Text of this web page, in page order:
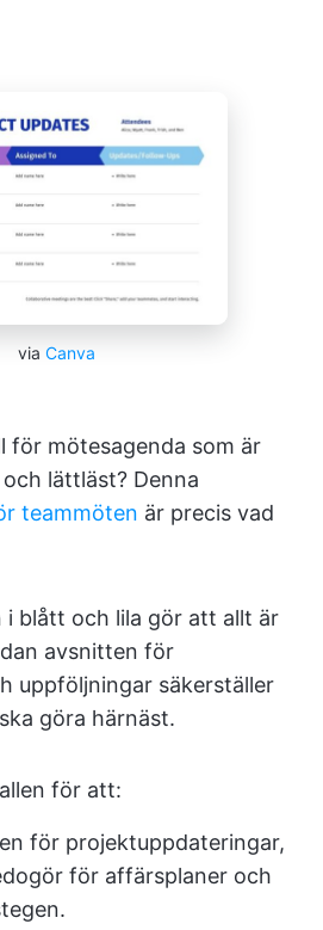
via Canva
för mötesagenda som är
lättläst? Denna
teammöten är precis vad
i blått och lila gör att allt är
avsnitten för
uppföljningar säkerställer
göra härnäst.
för att:
för projektuppdateringar,
för affärsplaner och